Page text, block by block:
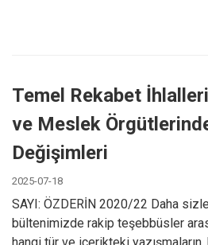
Temel Rekabet
ve Meslek
Değişimleri
2025-07-18
SAYI: ÖZDERİN 2020/22 Daha
bültenimizde rakip teşebbüsler
hangi tür ve içerikteki